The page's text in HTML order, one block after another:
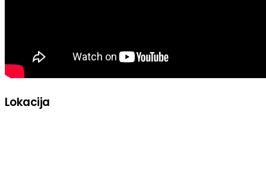
Lokacija